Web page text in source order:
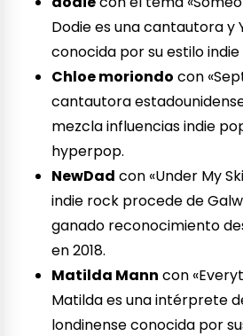
Dodie es una cantautora y
conocida por su estilo indie
Chloe moriondo con
cantautora
mezcla influencias indie
hyperpop.
NewDad con «Under My
indie rock procede de
ganado reconocimiento
en 2018.
Matilda Mann con
Matilda es una intérprete
londinense conocida por